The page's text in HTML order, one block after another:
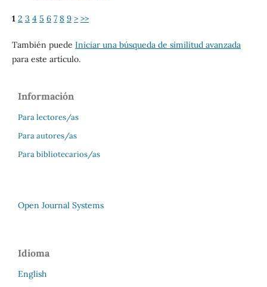
1 2 3 4 5 6 7 8 9 > >>
También puede Iniciar una búsqueda de similitud avanzada
para este artículo.
Información
Para lectores/as
Para autores/as
Para bibliotecarios/as
Open Journal Systems
Idioma
English